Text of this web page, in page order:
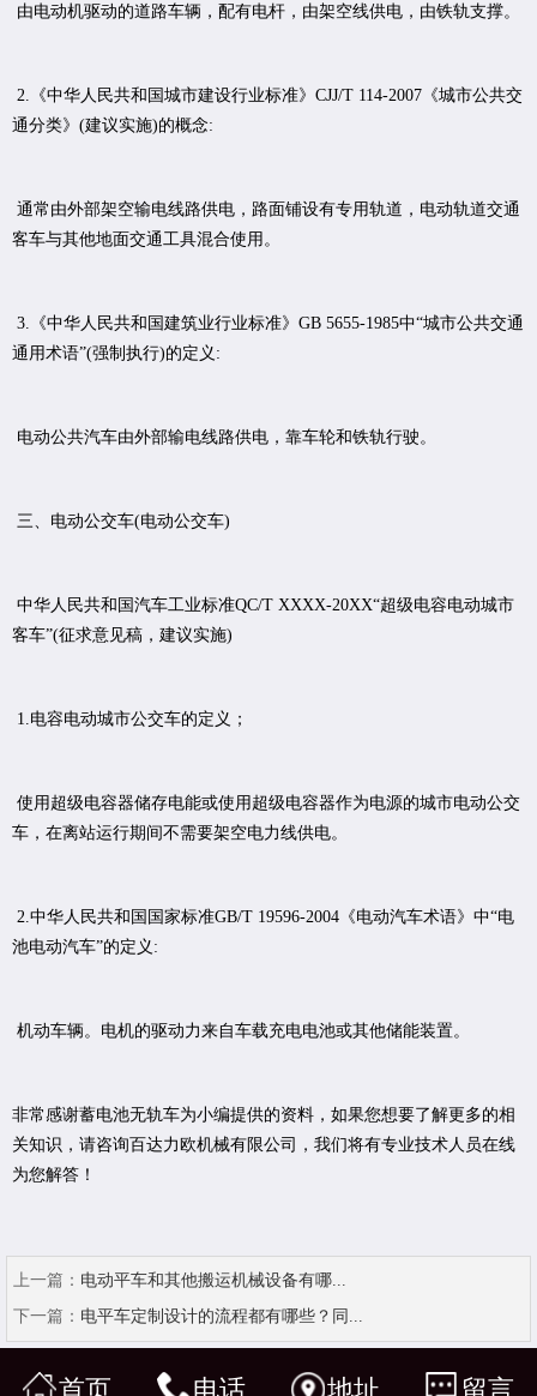
由电动机驱动的道路车辆，配有电杆，由架空线供电，由铁轨支撑。
2.《中华人民共和国城市建设行业标准》CJJ/T 114-2007《城市公共交
通分类》(建议实施)的概念:
通常由外部架空输电线路供电，路面铺设有专用轨道，电动轨道交通
客车与其他地面交通工具混合使用。
3.《中华人民共和国建筑业行业标准》GB 5655-1985中“城市公共交通
通用术语”(强制执行)的定义:
电动公共汽车由外部输电线路供电，靠车轮和铁轨行驶。
三、电动公交车(电动公交车)
中华人民共和国汽车工业标准QC/T XXXX-20XX“超级电容电动城市
客车”(征求意见稿，建议实施)
1.电容电动城市公交车的定义；
使用超级电容器储存电能或使用超级电容器作为电源的城市电动公交
车，在离站运行期间不需要架空电力线供电。
2.中华人民共和国国家标准GB/T 19596-2004《电动汽车术语》中“电
池电动汽车”的定义:
机动车辆。电机的驱动力来自车载充电电池或其他储能装置。
非常感谢蓄电池无轨车为小编提供的资料，如果您想要了解更多的相
关知识，请咨询百达力欧机械有限公司，我们将有专业技术人员在线
为您解答！
上一篇： 电动平车和其他搬运机械设备有哪...
下一篇： 电平车定制设计的流程都有哪些？同...
首页 电话 地址 留言